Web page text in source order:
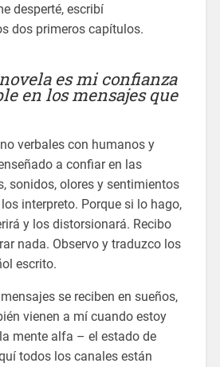
desperté, escribí
dos primeros capítulos.
es mi confianza
en los mensajes que
verbales con humanos y
a confiar en las
sonidos, olores y sentimientos
interpreto. Porque si lo hago,
y los distorsionará. Recibo
nada. Observo y traduzco los
escrito.
se reciben en sueños,
vienen a mí cuando estoy
mente alfa – el estado de
todos los canales están